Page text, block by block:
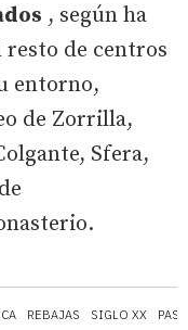
REBAJAS SIGLO XX
, según ha
de centros
entorno,
de Zorrilla,
Sfera,